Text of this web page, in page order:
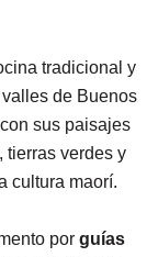
tradicional y
de Buenos
sus paisajes
tierras verdes y
cultura maorí.
por guías